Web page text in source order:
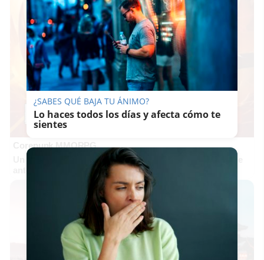
Corepunk MMORPG
Un verdadero MMORPG de la vieja escuela ¡Cómo los de
¿SABES QUÉ BAJA TU ÁNIMO?
Lo haces todos los días y afecta cómo te
sientes